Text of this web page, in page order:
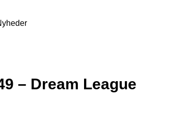
– Dream League